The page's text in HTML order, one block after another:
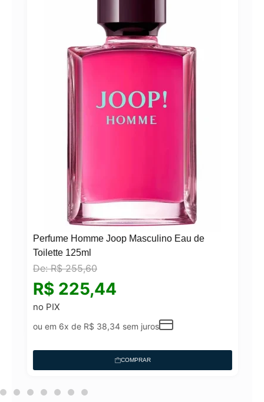
Perfume Homme Joop Masculino Eau de
Toilette 125ml
De:R$255,60
R$225,44
no PIX
ou em 6x de R$ 38,34sem juros
COMPRAR